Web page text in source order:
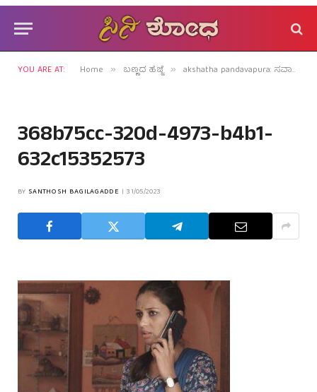
YOU ARE AT: Home » ಬಣ್ಣದ ಹೆಜ್ಜೆ » akshatha pandavapura: ಸವಾಲಿನ ಪಾತ್ರಗಳಿಗೆ ಹಾತೊರೆಯುವ ರಂಗಪ್ರತಿಭೆ!
368b75cc-320d-4973-b4b1-
632c15352573
BY SANTHOSH BAGILAGADDE 31/05/2023